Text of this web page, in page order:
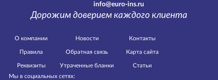
info@euro-ins.ru
Дорожим доверием каждого клиента
О компании
Правила
Реквизиты
Новости
Обратная связь
Утраченные бланки
Контакты
Карта сайта
Статьи
Мы в социальных сетях: